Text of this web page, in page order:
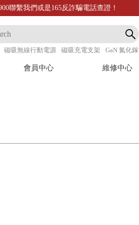
聯繫我們或是165反詐騙電話查證！
磁吸無線行動電源 磁吸充電支架 GaN 氮化鎵
會員中心 維修中心